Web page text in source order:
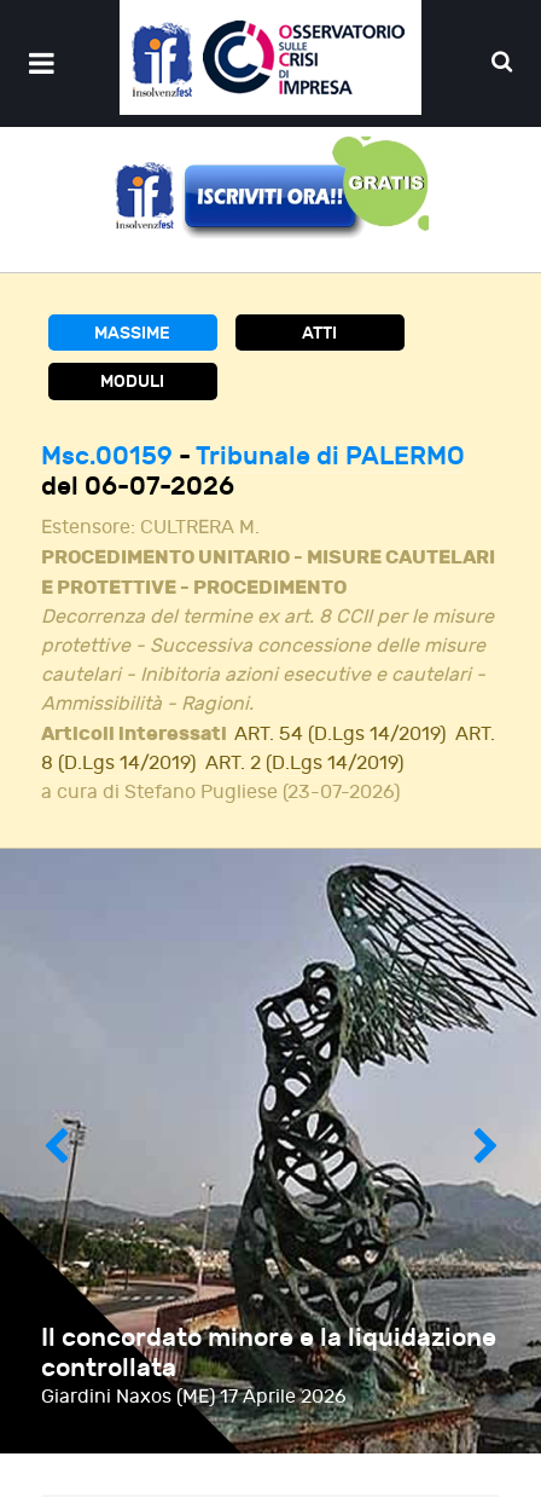
MASSIME ATTI
MODULI
Msc.00159 - Tribunale di PALERMO
del 06-07-2026
Estensore: CULTRERA M.
PROCEDIMENTO UNITARIO - MISURE CAUTELARI
E PROTETTIVE - PROCEDIMENTO
Decorrenza del termine ex art. 8 CCII per le misure
protettive - Successiva concessione delle misure
cautelari - Inibitoria azioni esecutive e cautelari -
Ammissibilità - Ragioni.
Articoli interessati ART. 54 (D.Lgs 14/2019) ART.
8 (D.Lgs 14/2019) ART. 2 (D.Lgs 14/2019)
a cura di Stefano Pugliese (23-07-2026)
Il concordato minore e la liquidazione
controllata
Giardini Naxos (ME) 17 Aprile 2026